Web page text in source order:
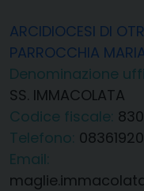
ARCIDIOCESI DI
PARROCCHIA
Denominazione
SS. IMMACOLATA
Codice fiscale:
Telefono:
Email: